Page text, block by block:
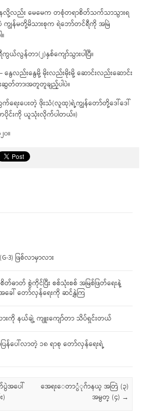
ေလို့လည်း မေမေက တစုံတရာစိတ်သက်သာသွားရ
ပဲ ကျွန်မတို့မိသားစုက ရဲဘော်တင်ရီကို အမြဲ
လွန်တာ(၂)နှစ်ကျော်သွားပါပြီ။
နွေလည်းနွေမို့ မိုးလည်းမိုးမို့ ဆောင်းလည်းဆောင်း
ဆွတ်တာ၊အတူတူချည့်ပါပဲ။
ရေးပေးတဲ့ ဖိုးသံ(လူထု)ရဲ့ကျွန်တော်တို့ဒေါ်ဒေါ်
င်းကို ယူသုံးလိုက်ပါတယ်။)
၀။
3) ဖြစ်လာမှာလား
စိတ်ဓာတ် စွဲကိုင်ပြီး စစ်သုံးစစ် အမြစ်ဖြတ်ရေးနဲ့
ခေါ် တော်လှန်ရေးကို ဆင်နွှဲကြ
းကို နယ်ချဲ့ ကျူးကျော်တာ သိပ်ရှင်းတယ်
ပြန်ပေါ်လာတဲ့ ၁၈ ရာစု တော်လှန်ရေးရဲ့
ပွဲအပေါ်
)
အေရးေတာ္ပံုဂ်ာနယ္ အတြဲ (၃)
အမွတ္ (၄) →